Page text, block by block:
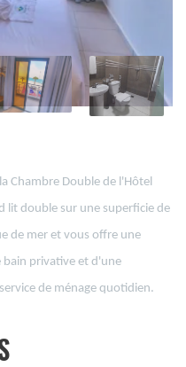
la Chambre Double de l'Hôtel
lit double sur une superficie de
de mer et vous offre une
bain privative et d'une
de ménage quotidien.